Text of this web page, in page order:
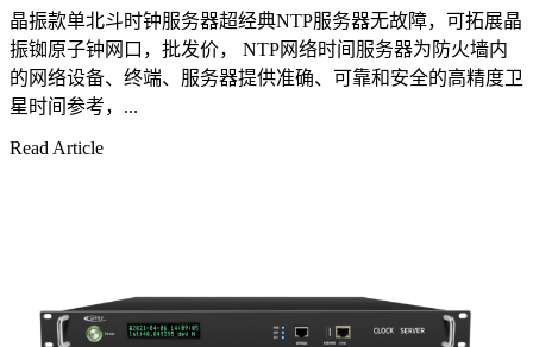
晶振款单北斗时钟服务器超经典NTP服务器无故障，可拓展晶
振铷原子钟网口，批发价， NTP网络时间服务器为防火墙内
的网络设备、终端、服务器提供准确、可靠和安全的高精度卫
星时间参考，...
Read Article